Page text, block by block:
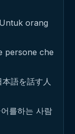
orang
persone che
語を話す人
를하는 사람